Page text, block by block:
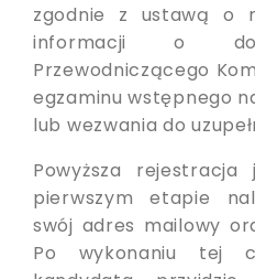
zgodnie z ustawą o
informacji o
Przewodniczącego
egzaminu wstępnego
lub wezwania do
Powyższa
pierwszym etapie
swój adres mailowy
Po wykonaniu tej